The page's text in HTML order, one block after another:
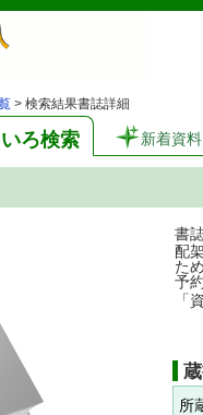
> 検索結果書誌詳細
ろ検索 新着資料
書
配
た
予
「
所